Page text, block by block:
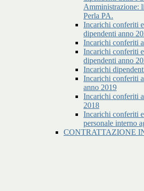
Amministrazione:
Perla PA.
Incarichi conferiti
dipendenti anno
Incarichi conferiti
Incarichi conferiti
dipendenti anno
Incarichi
Incarichi conferiti
anno 2019
Incarichi conferiti
2018
Incarichi conferiti
personale interno
CONTRATTAZIONE